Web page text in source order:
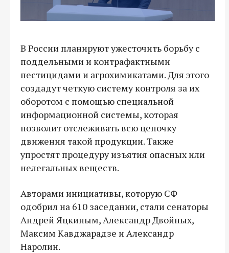
В России планируют ужесточить борьбу с
поддельными и контрафактными
пестицидами и агрохимикатами. Для этого
создадут четкую систему контроля за их
оборотом с помощью специальной
информационной системы, которая
позволит отслеживать всю цепочку
движения такой продукции. Также
упростят процедуру изъятия опасных или
нелегальных веществ.
Авторами инициативы, которую СФ
одобрил на 610 заседании, стали сенаторы
Андрей Яцкиным, Александр Двойных,
Максим Кавджарадзе и Александр
Наролин.